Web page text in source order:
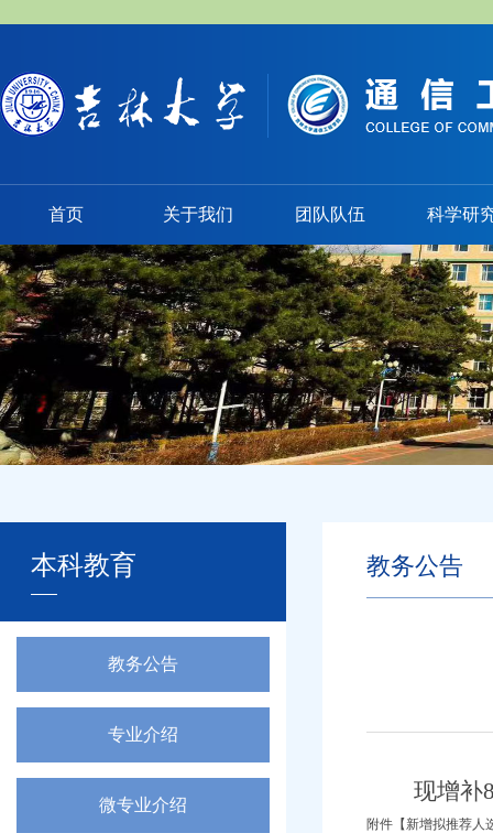
首页 关于我们 团队队伍 科学研
本科教育
教务公告
专业介绍
微专业介绍
教务公告
现增补
附件【 新增拟推荐人